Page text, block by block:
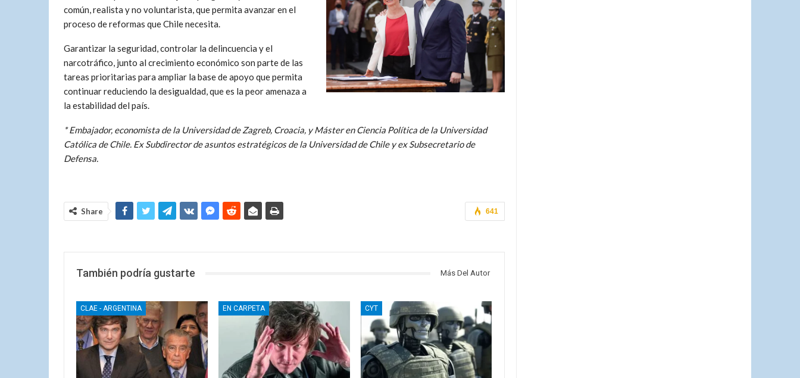
común, realista y no voluntarista, que permita avanzar en el
proceso de reformas que Chile necesita.
Garantizar la seguridad, controlar la delincuencia y el
narcotráfico, junto al crecimiento económico son parte de las
tareas prioritarias para ampliar la base de apoyo que permita
continuar reduciendo la desigualdad, que es la peor amenaza a
la estabilidad del país.
* Embajador, economista de la Universidad de Zagreb, Croacia, y Máster en Ciencia Política de la Universidad
Católica de Chile. Ex Subdirector de asuntos estratégicos de la Universidad de Chile y ex Subsecretario de
Defensa.
641
Share
También podría gustarte Más Del Autor
CLAE - ARGENTINA EN CARPETA CYT